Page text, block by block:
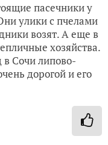
пасечники у
улики с пчелами
возят. А еще в
хозяйства.
Сочи липово-
дорогой и его